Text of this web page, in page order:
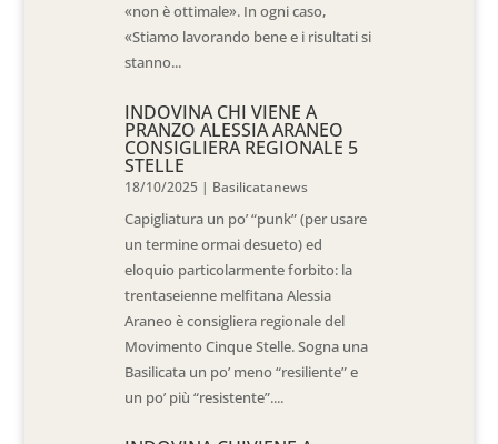
«non è ottimale». In ogni caso,
«Stiamo lavorando bene e i risultati si
stanno...
INDOVINA CHI VIENE A
PRANZO ALESSIA ARANEO
CONSIGLIERA REGIONALE 5
STELLE
18/10/2025 | Basilicatanews
Capigliatura un po’ “punk” (per usare
un termine ormai desueto) ed
eloquio particolarmente forbito: la
trentaseienne melfitana Alessia
Araneo è consigliera regionale del
Movimento Cinque Stelle. Sogna una
Basilicata un po’ meno “resiliente” e
un po’ più “resistente”....